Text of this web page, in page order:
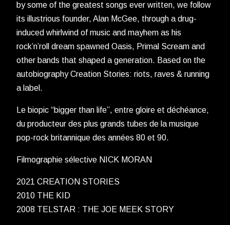
by some of the greatest songs ever written, we follow
its illustrious founder, Alan McGee, through a drug-
induced whirlwind of music and mayhem as his
rock’n’roll dream spawned Oasis, Primal Scream and
other bands that shaped a generation. Based on the
autobiography Creation Stories: riots, raves & running
a label.
Le biopic “bigger than life”, entre gloire et déchéance,
du producteur des plus grands tubes de la musique
pop-rock britannique des années 80 et 90.
Filmographie sélective NICK MORAN
2021 CREATION STORIES
2010 THE KID
2008 TELSTAR : THE JOE MEEK STORY